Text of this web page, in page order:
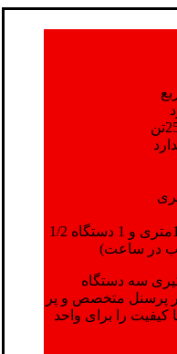
3 دستگاه بچینگ لیپهر(2دستگاه 1متری و 1 دستگاه 1/2
سه دستگاه
2500 تن در کنار پرسنل متخصص و پر
کیفیت را برای واحد